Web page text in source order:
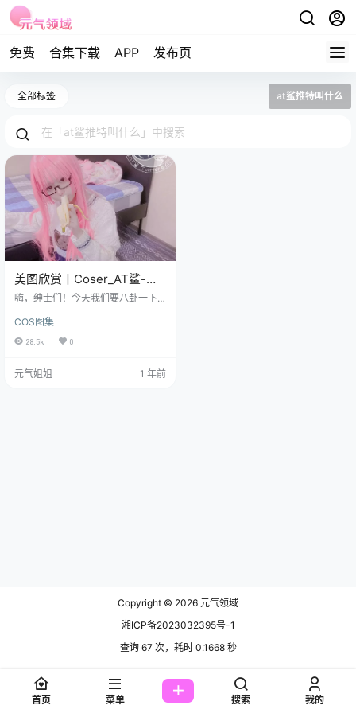
免费 合集下载 APP 发布页
全部标签 at鲨推特叫什么
美图欣赏丨Coser_AT鲨-粉
色 [48P-35MB]
嗨，绅士们！今天我们要八卦一下
的巨蟹座妹子，用她的魅力圈粉了3
7.6万人。 她就像个色彩魔法师，用
个粉色系的神奇之旅吧！ 免费套
COS图集
28.5k 0
元气姐姐 1 年前
Copyright © 2026 元气领域
湘ICP备2023032395号-1
查询 67 次，耗时 0.1668 秒
首页 菜单 搜索 我的